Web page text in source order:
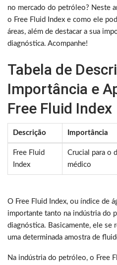
no mercado do petróleo? Neste
o Free Fluid Index e como ele
áreas, além de destacar a sua
diagnóstica. Acompanhe!
Tabela de
Importância e
Free Fluid Index
Descrição Importância
Free Fluid
Index
Crucial para o
médico
O Free Fluid Index, ou índice de
importante tanto na indústria do
diagnóstica. Basicamente, ele se
uma determinada amostra de
Na indústria do petróleo, o Free